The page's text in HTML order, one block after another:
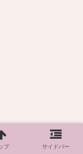
プ サイドバー